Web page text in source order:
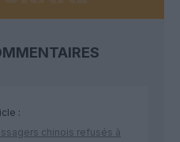
:
chinois refusés à